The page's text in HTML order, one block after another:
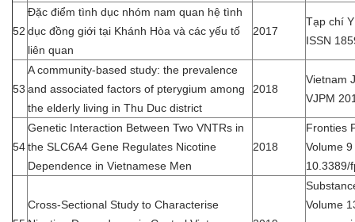
52
Đặc điểm tình dục nhóm nam quan hệ tình
dục đồng giới tại Khánh Hòa và các yếu tố
liên quan
2017
Tạp chí
ISSN
53
A community-based study: the prevalence
and associated factors of pterygium among
the elderly living in Thu Duc district
2018
Vietnam
VJPM
54
Genetic Interaction Between Two VNTRs in
the SLC6A4 Gene Regulates Nicotine
Dependence in Vietnamese Men
2018
Fronties
Volume
10.3389/
Cross-Sectional Study to Characterise
Volume